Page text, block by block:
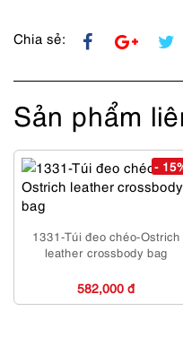
Chia sẻ:
Sản phẩm
-
1331-Túi đeo chéo-Ostrich
leather crossbody bag
582,000 đ